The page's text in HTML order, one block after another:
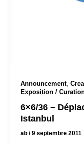
Announcement,
Exposition /
6×6/36 –
Istanbul
ab /9 septembre 2011